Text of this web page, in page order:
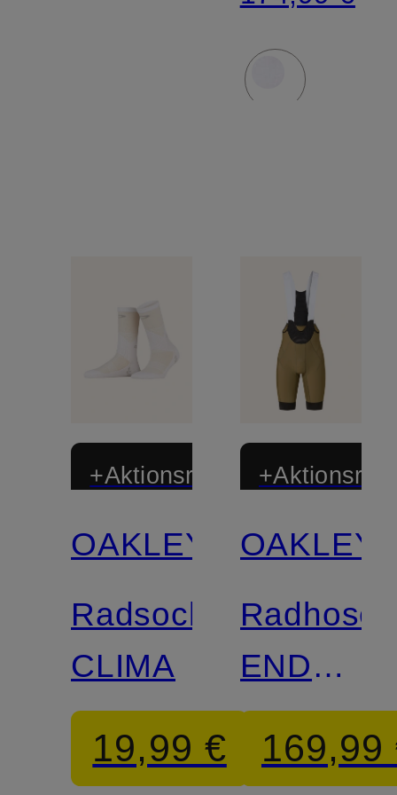
+Aktionsrabatt
Limitiert
OAKLEY
Radsocken
CLIMA
19,99 €
OAKLEY
Radhose
TEMPO
mit
169,99